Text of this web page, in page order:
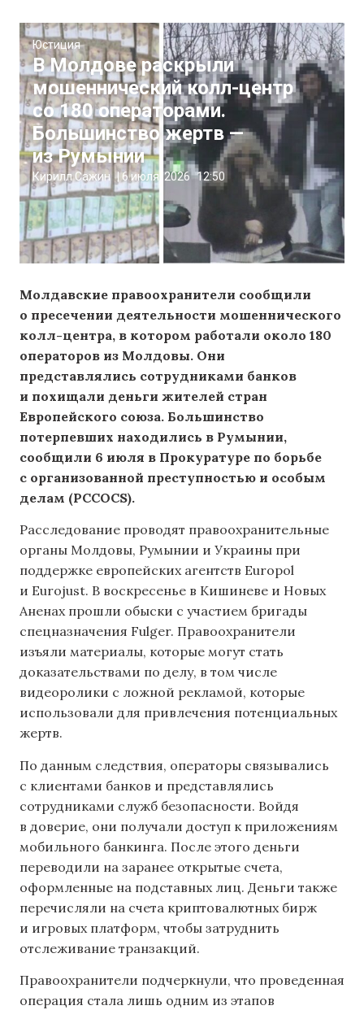
Юстиция
В Молдове раскрыли
мошеннический колл-центр
со 180 операторами.
Большинство жертв —
из Румынии
Кирилл Сажин |6 июля, 2026 12:50
Молдавские правоохранители сообщили
о пресечении деятельности мошеннического
колл-центра, в котором работали около 180
операторов из Молдовы. Они
представлялись сотрудниками банков
и похищали деньги жителей стран
Европейского союза. Большинство
потерпевших находились в Румынии,
сообщили 6 июля в Прокуратуре по борьбе
с организованной преступностью и особым
делам (PCCOCS).
Расследование проводят правоохранительные
органы Молдовы, Румынии и Украины при
поддержке европейских агентств Europol
и Eurojust. В воскресенье в Кишиневе и Новых
Аненах прошли обыски с участием бригады
спецназначения Fulger. Правоохранители
изъяли материалы, которые могут стать
доказательствами по делу, в том числе
видеоролики с ложной рекламой, которые
использовали для привлечения потенциальных
жертв.
По данным следствия, операторы связывались
с клиентами банков и представлялись
сотрудниками служб безопасности. Войдя
в доверие, они получали доступ к приложениям
мобильного банкинга. После этого деньги
переводили на заранее открытые счета,
оформленные на подставных лиц. Деньги также
перечисляли на счета криптовалютных бирж
и игровых платформ, чтобы затруднить
отслеживание транзакций.
Правоохранители подчеркнули, что проведенная
операция стала лишь одним из этапов